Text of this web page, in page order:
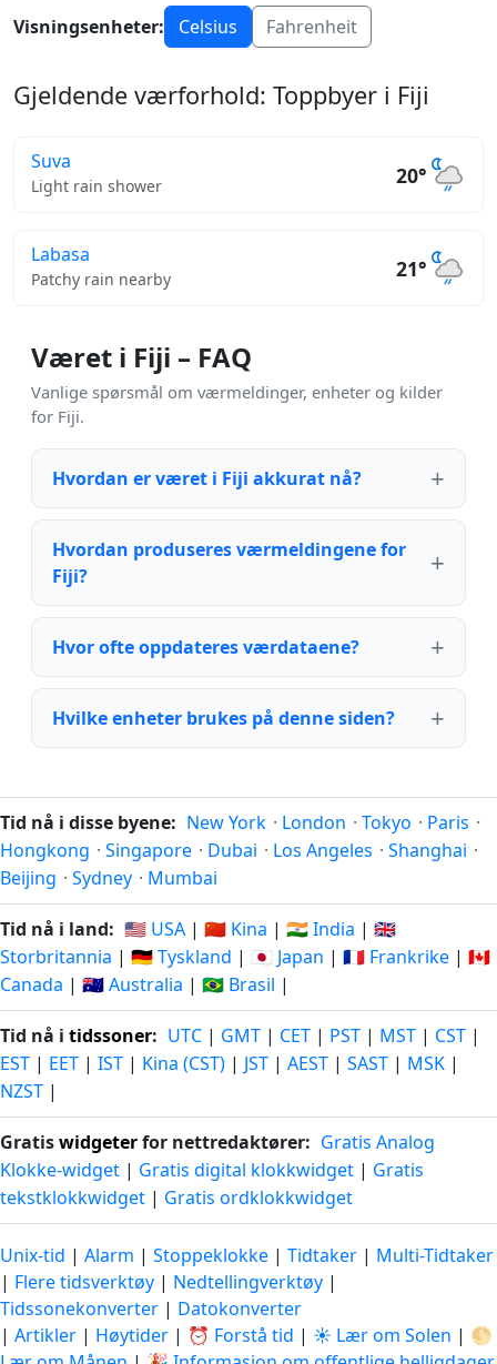
Visningsenheter: Celsius Fahrenheit
Gjeldende værforhold: Toppbyer i Fiji
Suva
Light rain shower 20°
Labasa
Patchy rain nearby 21°
Været i Fiji – FAQ
Vanlige spørsmål om værmeldinger, enheter og kilder
for Fiji.
Hvordan er været i Fiji akkurat nå?
Hvordan produseres værmeldingene for
Fiji?
Hvor ofte oppdateres værdataene?
Hvilke enheter brukes på denne siden?
Tid nå i disse byene: New York · London · Tokyo · Paris ·
Hongkong · Singapore · Dubai · Los Angeles · Shanghai ·
Beijing · Sydney · Mumbai
Tid nå i land: 🇺🇸 USA | 🇨🇳 Kina | 🇮🇳 India | 🇬🇧
Storbritannia | 🇩🇪 Tyskland | 🇯🇵 Japan | 🇫🇷 Frankrike | 🇨🇦
Canada | 🇦🇺 Australia | 🇧🇷 Brasil |
Tid nå i tidssoner: UTC | GMT | CET | PST | MST | CST |
EST | EET | IST | Kina (CST) | JST | AEST | SAST | MSK |
NZST |
Gratiswidgeterfor nettredaktører: Gratis Analog
Klokke-widget | Gratis digital klokkwidget | Gratis
tekstklokkwidget | Gratis ordklokkwidget
Unix-tid | Alarm | Stoppeklokke | Tidtaker | Multi-Tidtaker
| Flere tidsverktøy | Nedtellingverktøy |
Tidssonekonverter | Datokonverter
| Artikler | Høytider | ⏰ Forstå tid | ☀️ Lær om Solen | 🌕